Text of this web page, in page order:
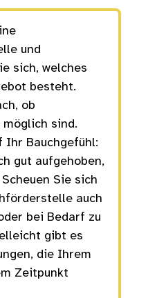
und
sich, welches
besteht.
ob
möglich sind.
Ihr Bauchgefühl:
gut aufgehoben,
Sie sich
auch
bei Bedarf zu
gibt es
die Ihrem
Zeitpunkt